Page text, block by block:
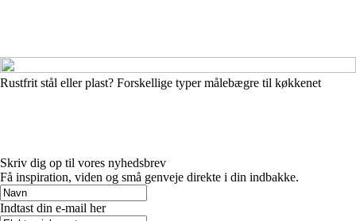
Rustfrit stål eller plast? Forskellige typer målebægre til køkkenet
Skriv dig op til vores nyhedsbrev
Få inspiration, viden og små genveje direkte i din indbakke.
Indtast din e-mail her